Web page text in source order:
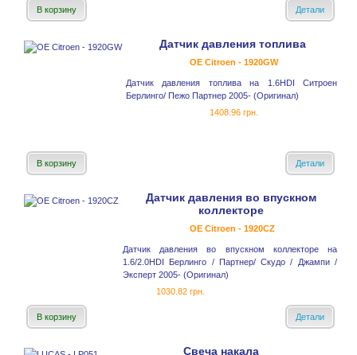
В корзину Детали
Датчик давления топлива
OE Citroen - 1920GW
Датчик давления топлива на 1.6HDI Ситроен
Берлинго/ Пежо Партнер 2005- (Оригинал)
1408.96 грн.
В корзину Детали
Датчик давления во впускном
коллекторе
OE Citroen - 1920CZ
Датчик давления во впускном коллекторе на
1.6/2.0HDI Берлинго / Партнер/ Скудо / Джампи /
Эксперт 2005- (Оригинал)
1030.82 грн.
В корзину Детали
Свеча накала